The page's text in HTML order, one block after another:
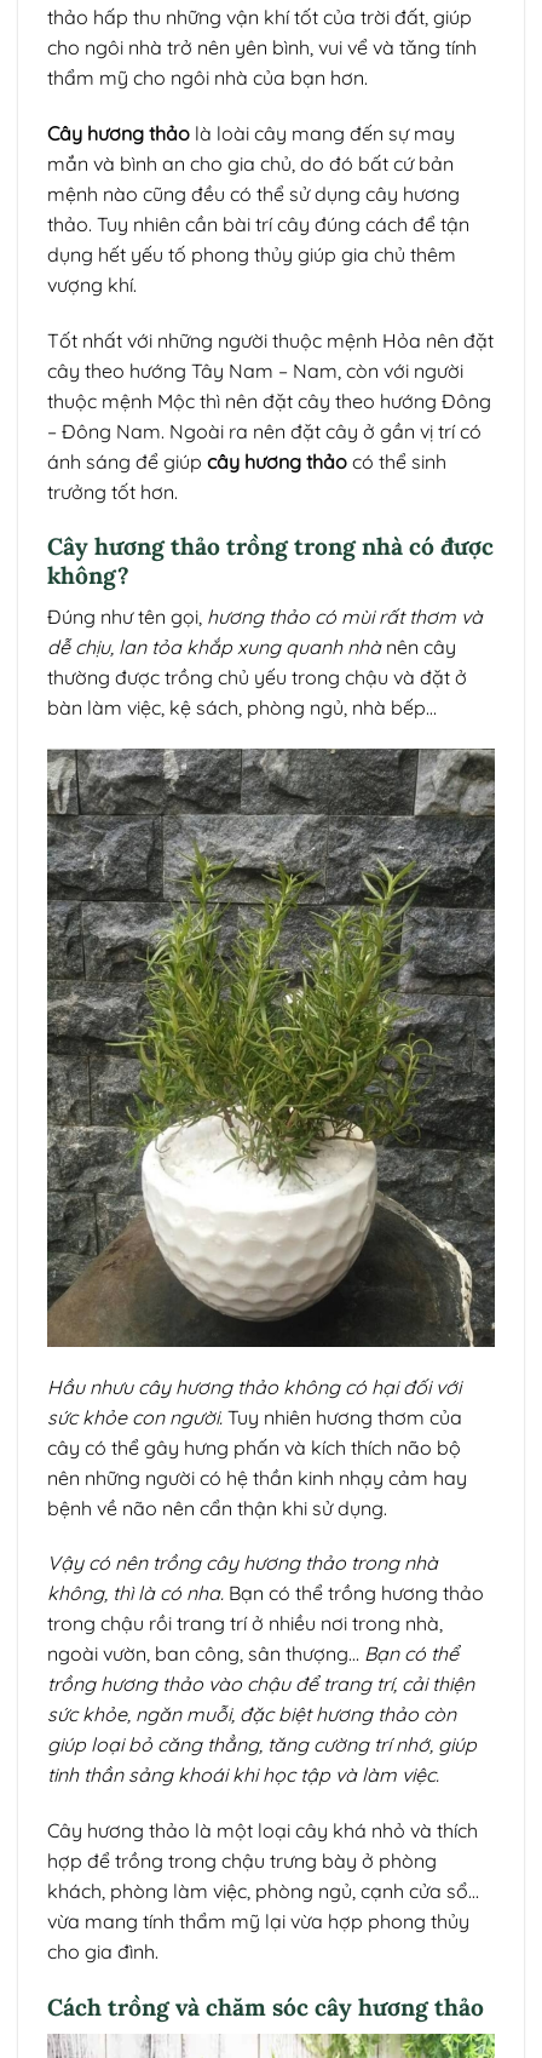
thảo hấp thu những vận khí tốt của trời đất, giúp
cho ngôi nhà trở nên yên bình, vui vể và tăng tính
thẩm mỹ cho ngôi nhà của bạn hơn.
Cây hương thảo là loài cây mang đến sự may
mắn và bình an cho gia chủ, do đó bất cứ bản
mệnh nào cũng đều có thể sử dụng cây hương
thảo. Tuy nhiên cần bài trí cây đúng cách để tận
dụng hết yếu tố phong thủy giúp gia chủ thêm
vượng khí.
Tốt nhất với những người thuộc mệnh Hỏa nên đặt
cây theo hướng Tây Nam – Nam, còn với người
thuộc mệnh Mộc thì nên đặt cây theo hướng Đông
– Đông Nam. Ngoài ra nên đặt cây ở gần vị trí có
ánh sáng để giúp cây hương thảo có thể sinh
trưởng tốt hơn.
Cây hương thảo trồng trong nhà có được
không?
Đúng như tên gọi, hương thảo có mùi rất thơm và
dễ chịu, lan tỏa khắp xung quanh nhànên cây
thường được trồng chủ yếu trong chậu và đặt ở
bàn làm việc, kệ sách, phòng ngủ, nhà bếp…
Hầu nhưu cây hương thảo không có hại đối với
sức khỏe con người. Tuy nhiên hương thơm của
cây có thể gây hưng phấn và kích thích não bộ
nên những người có hệ thần kinh nhạy cảm hay
bệnh về não nên cẩn thận khi sử dụng.
Vậy có nên trồng cây hương thảo trong nhà
không, thì là có nha. Bạn có thể trồng hương thảo
trong chậu rồi trang trí ở nhiều nơi trong nhà,
ngoài vườn, ban công, sân thượng… Bạn có thể
trồng hương thảo vào chậu để trang trí, cải thiện
sức khỏe, ngăn muỗi, đặc biệt hương thảo còn
giúp loại bỏ căng thẳng, tăng cường trí nhớ, giúp
tinh thần sảng khoái khi học tập và làm việc.
Cây hương thảo là một loại cây khá nhỏ và thích
hợp để trồng trong chậu trưng bày ở phòng
khách, phòng làm việc, phòng ngủ, cạnh cửa sổ…
vừa mang tính thẩm mỹ lại vừa hợp phong thủy
cho gia đình.
Cách trồng và chăm sóc cây hương thảo